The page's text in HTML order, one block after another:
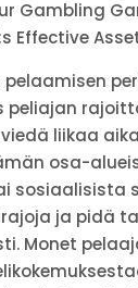
pelaamisen
peliajan
liikaa
osa-
sosiaalisista
ja pidä
Monet